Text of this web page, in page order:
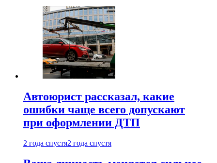
Автоюрист рассказал, какие
ошибки чаще всего допускают
при оформлении ДТП
2 года спустя2 года спустя